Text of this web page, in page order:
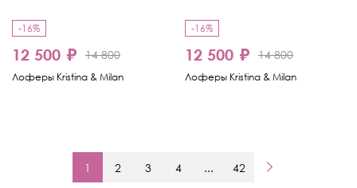
-16%
12 500 ₽ 14 800
Лоферы Kristina & Milan
-16%
12 500 ₽ 14 800
Лоферы Kristina & Milan
1 2 3 4 ... 42